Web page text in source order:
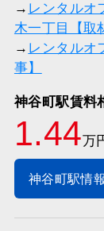
→ レンタルオ
木一丁目【取
→ レンタルオ
事】
神谷町駅賃料
1.44万
神谷町駅情